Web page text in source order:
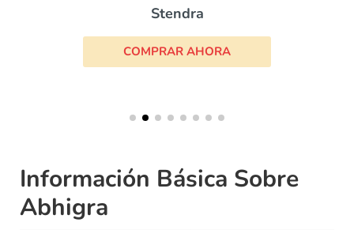
Stendra
COMPRAR AHORA
Información Básica Sobre
Abhigra